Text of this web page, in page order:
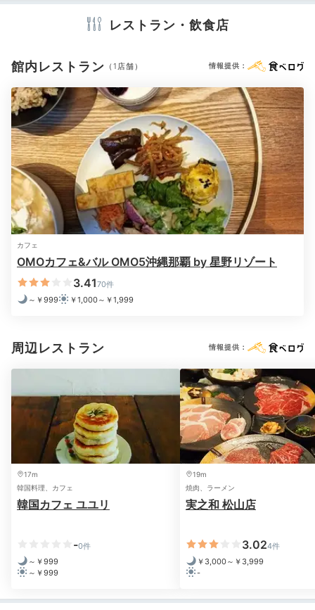
夜の国際通り
館内で夕食の提供は無いので、外食しに出かけましょ
う。ホテルから徒歩約7分の「国際通り」は、約1.6km
の通りに約600の店が並ぶ繁華街。ご近所マップを参考
に探してみたり、人気店に足を運んだりしてみて。
夕食は、ホテル近くの餃子と中華料理が大人気の居酒屋
「餃子酒場 金五郎」へ。名物の「金五郎焼餃子」は、
中身ぎっしり皮もちもちで、噂通り絶品でした◎予約必
Cafe
20:30
「OMOカフェ」で
至福の二次会
※設備・アメニティは、確認が取れている情報を表示しています。
レストラン・飲食店
館内レストラン （1店舗） 情報提供：
カフェ
OMOカフェ&バル OMO5沖縄那覇 by 星野リゾート
3.4170件
～￥999
￥1,000～￥1,999
周辺レストラン 情報提供：
17m
韓国料理、カフェ
韓国カフェ ユユリ
-0件
～￥999
～￥999
19m
焼肉、ラーメン
実之和 松山店
3.024件
￥3,000～￥3,999
-